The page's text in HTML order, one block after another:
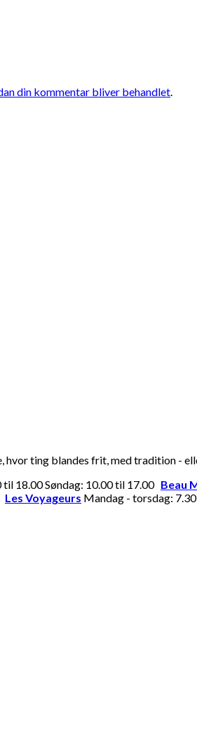
din kommentar bliver behandlet.
hvor ting blandes frit, med tradition -
18.00 Søndag: 10.00 til 17.00 Beau
Les Voyageurs Mandag - torsdag: